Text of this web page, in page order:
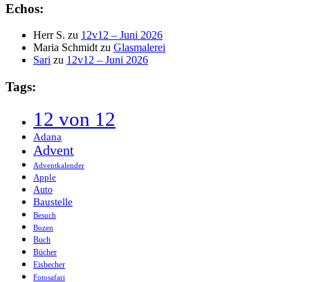
Echos:
Herr S. zu 12v12 – Juni 2026
Maria Schmidt zu Glasmalerei
Sari zu 12v12 – Juni 2026
Tags:
12 von 12
Adana
Advent
Adventkalender
Apple
Auto
Baustelle
Besuch
Bozen
Buch
Bücher
Eisbecher
Fotosafari